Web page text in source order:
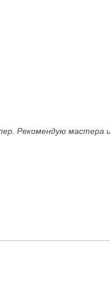
Рекомендую мастера